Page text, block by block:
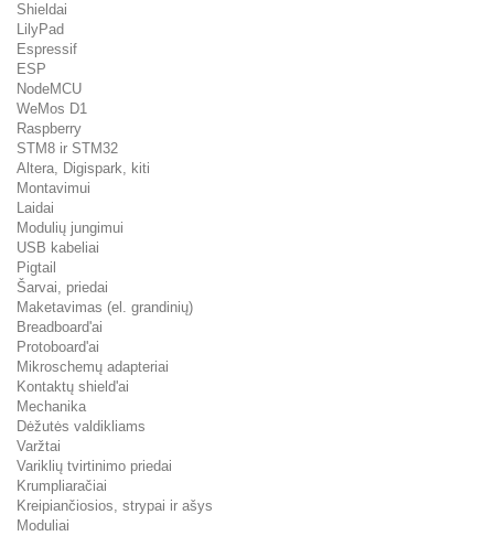
Shieldai
LilyPad
Espressif
ESP
NodeMCU
WeMos D1
Raspberry
STM8 ir STM32
Altera, Digispark, kiti
Montavimui
Laidai
Modulių jungimui
USB kabeliai
Pigtail
Šarvai, priedai
Maketavimas (el. grandinių)
Breadboard'ai
Protoboard'ai
Mikroschemų adapteriai
Kontaktų shield'ai
Mechanika
Dėžutės valdikliams
Varžtai
Variklių tvirtinimo priedai
Krumpliaračiai
Kreipiančiosios, strypai ir ašys
Moduliai